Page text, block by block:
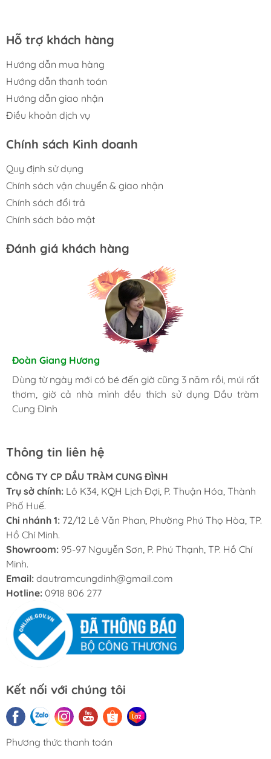
Hỗ trợ khách hàng
Hướng dẫn mua hàng
Hướng dẫn thanh toán
Hướng dẫn giao nhận
Điều khoản dịch vụ
Chính sách Kinh doanh
Quy định sử dụng
Chính sách vận chuyển & giao nhận
Chính sách đổi trả
Chính sách bảo mật
Đánh giá khách hàng
Hương Suri
Đã mua nhiều lần, giờ trong nhà lúc nào cũng phải có
chai Dầu tràm Cung Đình, bị cái gì cũng có thể sử dụng
được.
Đoàn Giang Hương
Dùng từ ngày mới có bé đến giờ cũng 3 năm rồi, múi rất
thơm, giờ cả nhà mình đều thích sử dụng Dầu tràm
Cung Đình
Nhã An
Là một người khá kỹ tính, tôi luôn luôn lựa chọn những
sản phẩm tốt nhất. Và đây là nơi tôi đặt trọng niềm tin.
Thông tin liên hệ
CÔNG TY CP DẦU TRÀM CUNG ĐÌNH
Trụ sở chính: Lô K34, KQH Lịch Đợi, P. Thuận Hóa, Thành
Phố Huế.
Chi nhánh 1: 72/12 Lê Văn Phan, Phường Phú Thọ Hòa, TP.
Hồ Chí Minh.
Showroom: 95-97 Nguyễn Sơn, P. Phú Thạnh, TP. Hồ Chí
Minh.
Email: dautramcungdinh@gmail.com
Hotline: 0918 806 277
Kết nối với chúng tôi
Phương thức thanh toán